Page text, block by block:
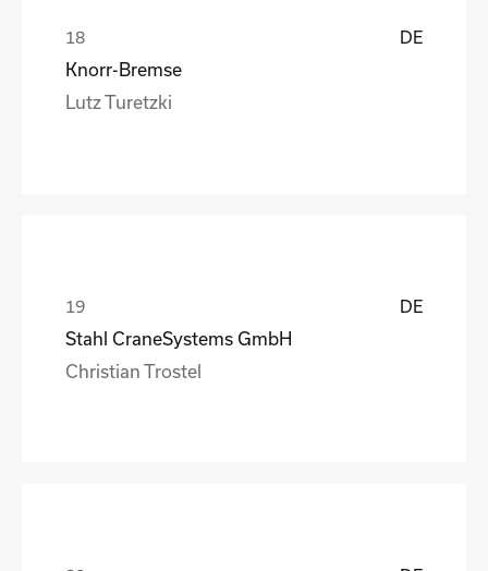
DE
Knorr-Bremse
Lutz Turetzki
DE
Stahl CraneSystems GmbH
Christian Trostel